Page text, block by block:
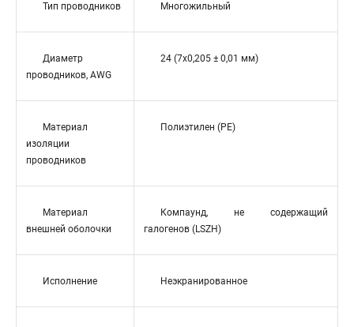
Тип проводников Многожильный
Диаметр
проводников, AWG
24 (7x0,205 ± 0,01 мм)
Материал
изоляции
проводников
Полиэтилен (PE)
Материал
внешней оболочки
Компаунд, не содержащий
галогенов (LSZH)
Исполнение Неэкранированное